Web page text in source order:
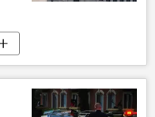
пожар